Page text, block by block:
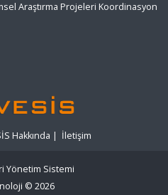
Araştırma Projeleri Koordinasyon
Hakkında | İletişim
Yönetim Sistemi
© 2026